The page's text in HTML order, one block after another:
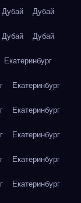
Дубай Дубай
Дубай Дубай
Екатеринбург
Екатеринбург
Екатеринбург
Екатеринбург
Екатеринбург
Екатеринбург